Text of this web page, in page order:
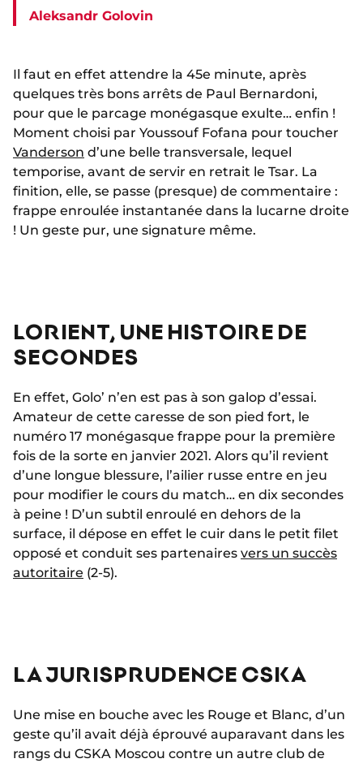
Aleksandr Golovin
Il faut en effet attendre la 45e minute, après
quelques très bons arrêts de Paul Bernardoni,
pour que le parcage monégasque exulte… enfin !
Moment choisi par Youssouf Fofana pour toucher
Vanderson d’une belle transversale, lequel
temporise, avant de servir en retrait le Tsar. La
finition, elle, se passe (presque) de commentaire :
frappe enroulée instantanée dans la lucarne droite
! Un geste pur, une signature même.
LORIENT, UNE HISTOIRE DE
SECONDES
En effet, Golo’ n’en est pas à son galop d’essai.
Amateur de cette caresse de son pied fort, le
numéro 17 monégasque frappe pour la première
fois de la sorte en janvier 2021. Alors qu’il revient
d’une longue blessure, l’ailier russe entre en jeu
pour modifier le cours du match… en dix secondes
à peine ! D’un subtil enroulé en dehors de la
surface, il dépose en effet le cuir dans le petit filet
opposé et conduit ses partenaires vers un succès
autoritaire (2-5).
LA JURISPRUDENCE CSKA
Une mise en bouche avec les Rouge et Blanc, d’un
geste qu’il avait déjà éprouvé auparavant dans les
rangs du CSKA Moscou contre un autre club de